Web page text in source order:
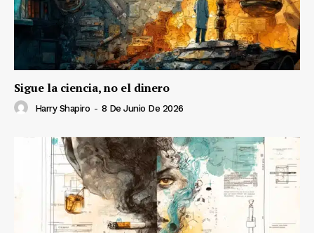
Sigue la ciencia, no el dinero
Harry Shapiro - 8 De Junio De 2026